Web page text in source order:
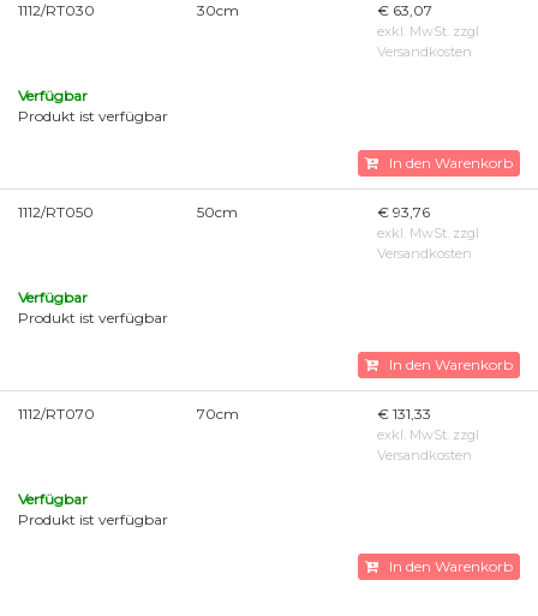
1112/RT030 30cm € 63,07
exkl. MwSt. zzgl
Versandkosten
Verfügbar
Produkt ist verfügbar
In den Warenkorb
1112/RT050 50cm € 93,76
exkl. MwSt. zzgl
Versandkosten
Verfügbar
Produkt ist verfügbar
In den Warenkorb
1112/RT070 70cm € 131,33
exkl. MwSt. zzgl
Versandkosten
Verfügbar
Produkt ist verfügbar
In den Warenkorb